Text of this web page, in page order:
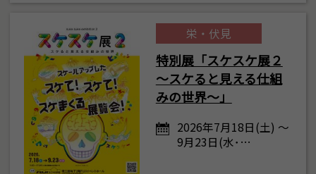
栄・伏見
特別展「スケスケ展２
～スケると見える仕組
みの世界～」
2026年7月18日(土) ～
9月23日(水･…